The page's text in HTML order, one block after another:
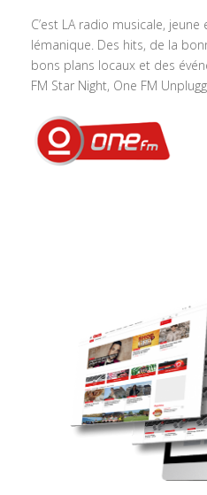
C’est LA radio musicale,
lémanique. Des hits, de la
bons plans locaux et des
FM Star Night, One FM